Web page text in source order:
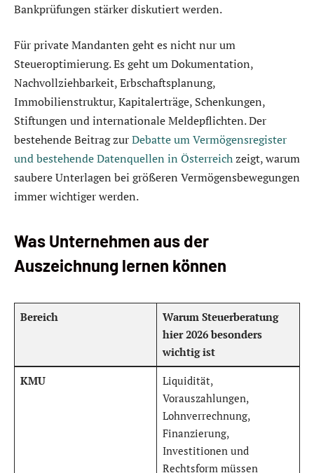
Bankprüfungen stärker diskutiert werden.
Für private Mandanten geht es nicht nur um
Steueroptimierung. Es geht um Dokumentation,
Nachvollziehbarkeit, Erbschaftsplanung,
Immobilienstruktur, Kapitalerträge, Schenkungen,
Stiftungen und internationale Meldepflichten. Der
bestehende Beitrag zurDebatte um Vermögensregister
und bestehende Datenquellen in Österreichzeigt, warum
saubere Unterlagen bei größeren Vermögensbewegungen
immer wichtiger werden.
Was Unternehmen aus der
Auszeichnung lernen können
Bereich
Warum Steuerberatung
hier 2026 besonders
wichtig ist
KMU
Liquidität,
Vorauszahlungen,
Lohnverrechnung,
Finanzierung,
Investitionen und
Rechtsform müssen